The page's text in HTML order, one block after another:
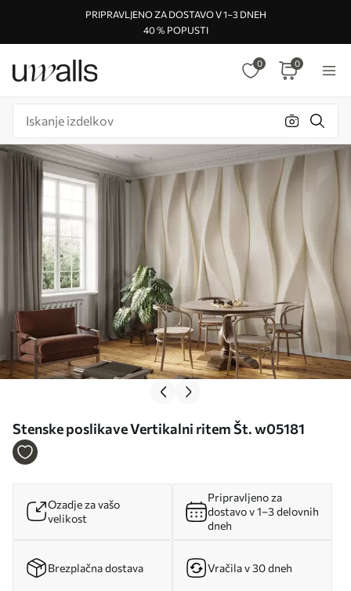
PRIPRAVLJENO ZA DOSTAVO V 1–3 DNEH
40 % POPUSTI
0 0
Stenske poslikave Vertikalni ritem Št. w05181
Ozadje za vašo
velikost
Pripravljeno za
dostavo v 1–3 delovnih
dneh
Brezplačna dostava Vračila v 30 dneh